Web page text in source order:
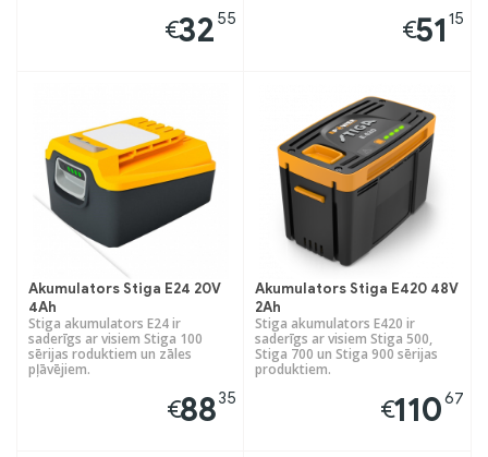
€32 55 €51 15
Akumulators Stiga E24 20V
4Ah
Stiga akumulators E24 ir
saderīgs ar visiem Stiga 100
sērijas roduktiem un zāles
pļāvējiem.
€8835
Akumulators Stiga E420 48V
2Ah
Stiga akumulators E420 ir
saderīgs ar visiem Stiga 500,
Stiga 700 un Stiga 900 sērijas
produktiem.
€11067